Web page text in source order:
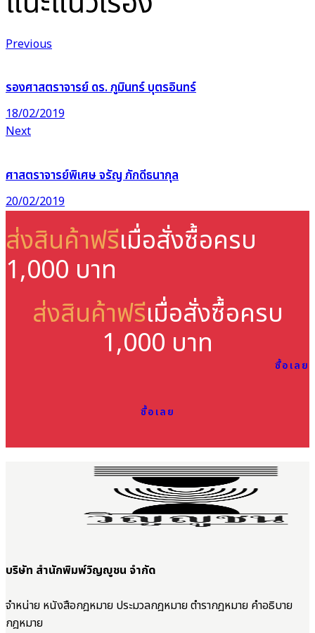
Previous
รองศาสตราจารย์ ดร. ภูมินทร์ บุตรอินทร์
18/02/2019
Next
ศาสตราจารย์พิเศษ จรัญ ภักดีธนากุล
20/02/2019
ส่งสินค้าฟรีเมื่อสั่งซื้อครบ
1,000 บาท
ส่งสินค้าฟรีเมื่อสั่งซื้อครบ
1,000 บาท
ซื้อเลย
ซื้อเลย
บริษัท สำนักพิมพ์วิญญูชน จำกัด
จำหน่าย หนังสือกฎหมาย ประมวลกฎหมาย ตำรากฎหมาย คำอธิบาย
กฎหมาย